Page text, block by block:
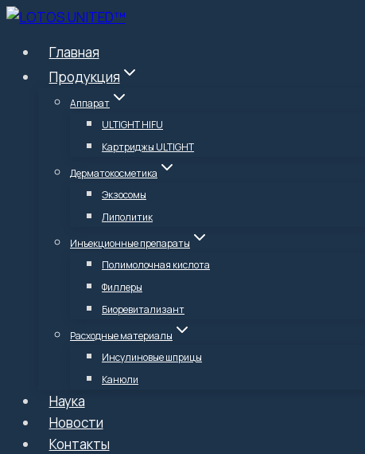
Перейти
содержимому
Главная
Продукция
Аппарат
ULTIGHT HIFU
Картриджы ULTIGHT
Дерматокосметика
Экзосомы
Липолитик
Инъекционные препараты
Полимолочная кислота
Филлеры
Биоревитализант
Расходные материалы
Инсулиновые шприцы
Канюли
Наука
Новости
Контакты